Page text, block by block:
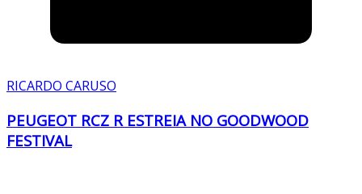
RICARDO CARUSO
PEUGEOT RCZ R ESTREIA NO GOODWOOD
FESTIVAL